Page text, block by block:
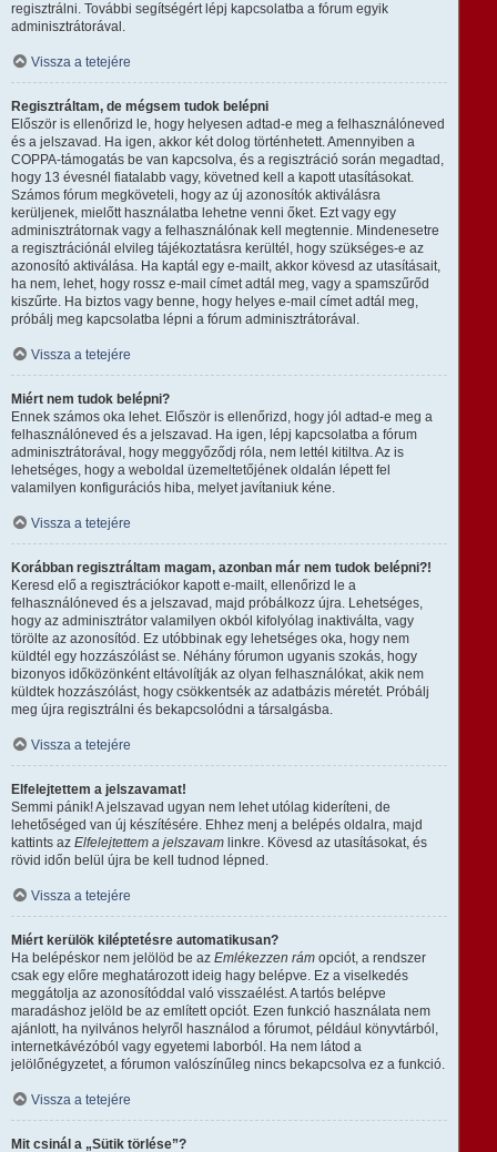
regisztrálni. További segítségért lépj kapcsolatba a fórum egyik
adminisztrátorával.
Vissza a tetejére
Regisztráltam, de mégsem tudok belépni
Először is ellenőrizd le, hogy helyesen adtad-e meg a felhasználóneved
és a jelszavad. Ha igen, akkor két dolog történhetett. Amennyiben a
COPPA-támogatás be van kapcsolva, és a regisztráció során megadtad,
hogy 13 évesnél fiatalabb vagy, követned kell a kapott utasításokat.
Számos fórum megköveteli, hogy az új azonosítók aktiválásra
kerüljenek, mielőtt használatba lehetne venni őket. Ezt vagy egy
adminisztrátornak vagy a felhasználónak kell megtennie. Mindenesetre
a regisztrációnál elvileg tájékoztatásra kerültél, hogy szükséges-e az
azonosító aktiválása. Ha kaptál egy e-mailt, akkor kövesd az utasításait,
ha nem, lehet, hogy rossz e-mail címet adtál meg, vagy a spamszűrőd
kiszűrte. Ha biztos vagy benne, hogy helyes e-mail címet adtál meg,
próbálj meg kapcsolatba lépni a fórum adminisztrátorával.
Vissza a tetejére
Miért nem tudok belépni?
Ennek számos oka lehet. Először is ellenőrizd, hogy jól adtad-e meg a
felhasználóneved és a jelszavad. Ha igen, lépj kapcsolatba a fórum
adminisztrátorával, hogy meggyőződj róla, nem lettél kitiltva. Az is
lehetséges, hogy a weboldal üzemeltetőjének oldalán lépett fel
valamilyen konfigurációs hiba, melyet javítaniuk kéne.
Vissza a tetejére
Korábban regisztráltam magam, azonban már nem tudok belépni?!
Keresd elő a regisztrációkor kapott e-mailt, ellenőrizd le a
felhasználóneved és a jelszavad, majd próbálkozz újra. Lehetséges,
hogy az adminisztrátor valamilyen okból kifolyólag inaktiválta, vagy
törölte az azonosítód. Ez utóbbinak egy lehetséges oka, hogy nem
küldtél egy hozzászólást se. Néhány fórumon ugyanis szokás, hogy
bizonyos időközönként eltávolítják az olyan felhasználókat, akik nem
küldtek hozzászólást, hogy csökkentsék az adatbázis méretét. Próbálj
meg újra regisztrálni és bekapcsolódni a társalgásba.
Vissza a tetejére
Elfelejtettem a jelszavamat!
Semmi pánik! A jelszavad ugyan nem lehet utólag kideríteni, de
lehetőséged van új készítésére. Ehhez menj a belépés oldalra, majd
kattints az Elfelejtettem a jelszavam linkre. Kövesd az utasításokat, és
rövid időn belül újra be kell tudnod lépned.
Vissza a tetejére
Miért kerülök kiléptetésre automatikusan?
Ha belépéskor nem jelölöd be az Emlékezzen rám opciót, a rendszer
csak egy előre meghatározott ideig hagy belépve. Ez a viselkedés
meggátolja az azonosítóddal való visszaélést. A tartós belépve
maradáshoz jelöld be az említett opciót. Ezen funkció használata nem
ajánlott, ha nyilvános helyről használod a fórumot, például könyvtárból,
internetkávézóból vagy egyetemi laborból. Ha nem látod a
jelölőnégyzetet, a fórumon valószínűleg nincs bekapcsolva ez a funkció.
Vissza a tetejére
Mit csinál a „Sütik törlése”?